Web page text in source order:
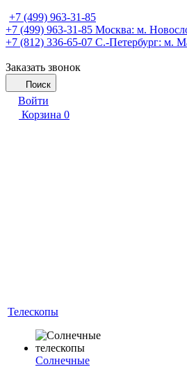
+7 (499) 963-31-85
+7 (499) 963-31-85 Москва: м.
+7 (812) 336-65-07 С.-Петербург: м.
Заказать звонок
Поиск
Войти
Корзина 0
Телескопы
Солнечные